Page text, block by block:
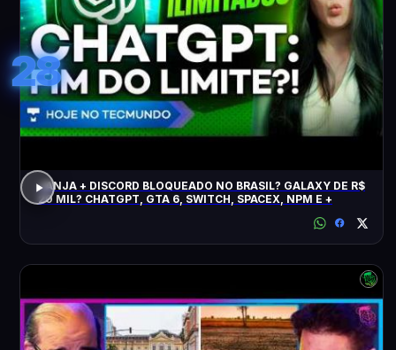
28
JANJA + DISCORD BLOQUEADO NO BRASIL? GALAXY DE R$
20 MIL? CHATGPT, GTA 6, SWITCH, SPACEX, NPM E +